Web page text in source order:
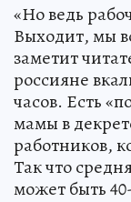
«Но ведь
Выходит, мы
заметит
россияне
часов. Есть
мамы в
работников,
Так что
может быть